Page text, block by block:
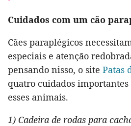
Cuidados com um cão
Cães paraplégicos
especiais e atenção
pensando nisso, o site Patas
quatro cuidados importantes
esses animais.
1) Cadeira de rodas para